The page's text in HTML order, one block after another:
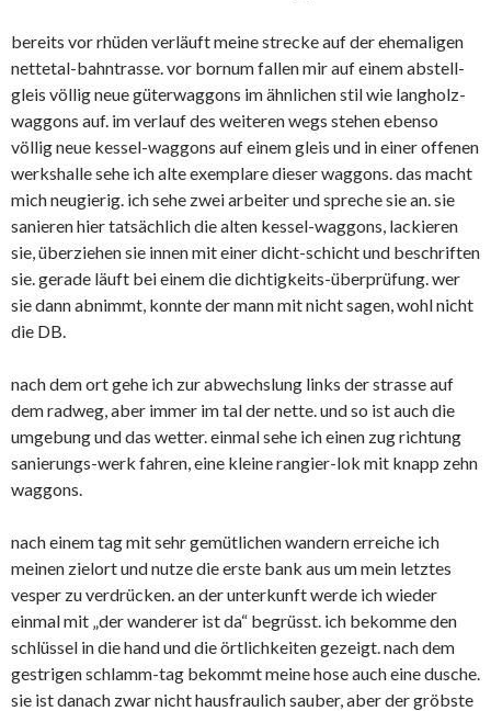
bereits vor rhüden verläuft meine strecke auf der ehemaligen
nettetal-bahntrasse. vor bornum fallen mir auf einem abstell-
gleis völlig neue güterwaggons im ähnlichen stil wie langholz-
waggons auf. im verlauf des weiteren wegs stehen ebenso
völlig neue kessel-waggons auf einem gleis und in einer offenen
werkshalle sehe ich alte exemplare dieser waggons. das macht
mich neugierig. ich sehe zwei arbeiter und spreche sie an. sie
sanieren hier tatsächlich die alten kessel-waggons, lackieren
sie, überziehen sie innen mit einer dicht-schicht und beschriften
sie. gerade läuft bei einem die dichtigkeits-überprüfung. wer
sie dann abnimmt, konnte der mann mit nicht sagen, wohl nicht
die DB.
nach dem ort gehe ich zur abwechslung links der strasse auf
dem radweg, aber immer im tal der nette. und so ist auch die
umgebung und das wetter. einmal sehe ich einen zug richtung
sanierungs-werk fahren, eine kleine rangier-lok mit knapp zehn
waggons.
nach einem tag mit sehr gemütlichen wandern erreiche ich
meinen zielort und nutze die erste bank aus um mein letztes
vesper zu verdrücken. an der unterkunft werde ich wieder
einmal mit „der wanderer ist da“ begrüsst. ich bekomme den
schlüssel in die hand und die örtlichkeiten gezeigt. nach dem
gestrigen schlamm-tag bekommt meine hose auch eine dusche.
sie ist danach zwar nicht hausfraulich sauber, aber der gröbste